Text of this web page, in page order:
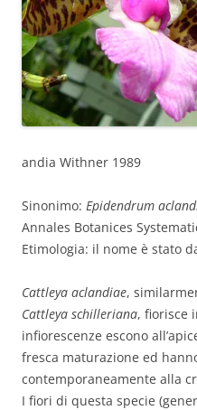
andia Withner 1989
Sinonimo: Epidendrum
Annales Botanices
Etimologia: il nome è stato
Cattleya aclandiae,
Cattleya schilleriana, fiorisce
infiorescenze escono
fresca maturazione ed
contemporaneamente alla
I fiori di questa specie